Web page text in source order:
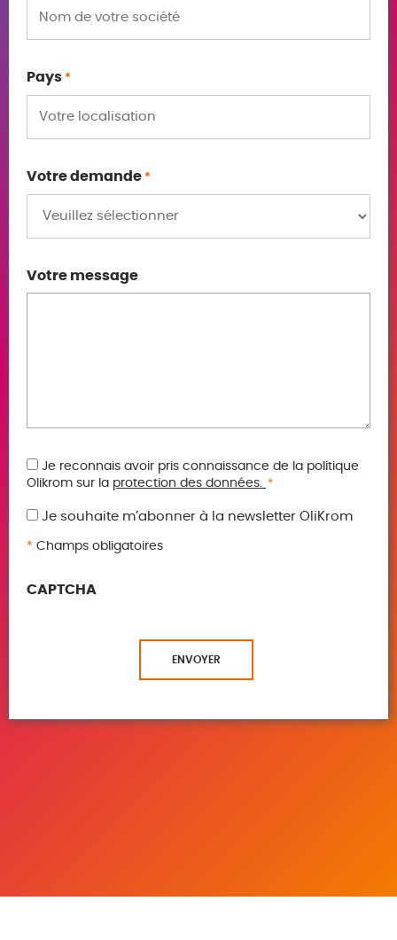
Pays *
Votre demande *
Votre message
RGPD
*
Je reconnais avoir pris connaissance de la politique
Olikrom sur la protection des données. *
Je souhaite m’abonner à la newsletter OliKrom
* Champs obligatoires
CAPTCHA
ENVOYER